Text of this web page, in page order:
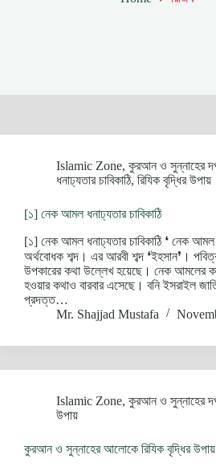
Islamic Zone, কুরআন ও সুন্নাহের
ধনাঢ্যতার চাবিকাঠি, রিযিক বৃদ্ধির উপায়
[১] নেক আমল ধনাঢ্যতার চাবিকাঠি
[১] নেক আমল ধনাঢ্যতার চাবিকাঠি ❛ নেক
অর্থবোধক শব্দ। এর আরবী শব্দ ❛ইহসান❜।
উপকারের কথা উল্লেখ হয়েছে। নেক আমলের
হওয়ার কথাও বারবার এসেছে। বনি ইসরাইল
প্রদত্ত…
Mr. Shajjad Mustafa
Islamic Zone, কুরআন ও সুন্নাহের
উপায়
কুরআন ও সুন্নাহের আলোকে রিযিক বৃদ্ধির উপায়